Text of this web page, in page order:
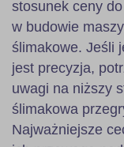
stosunek ceny
w budowie
ślimakowe. Jeśli
jest precyzja,
uwagi na niższy
ślimakowa
Najważniejsze